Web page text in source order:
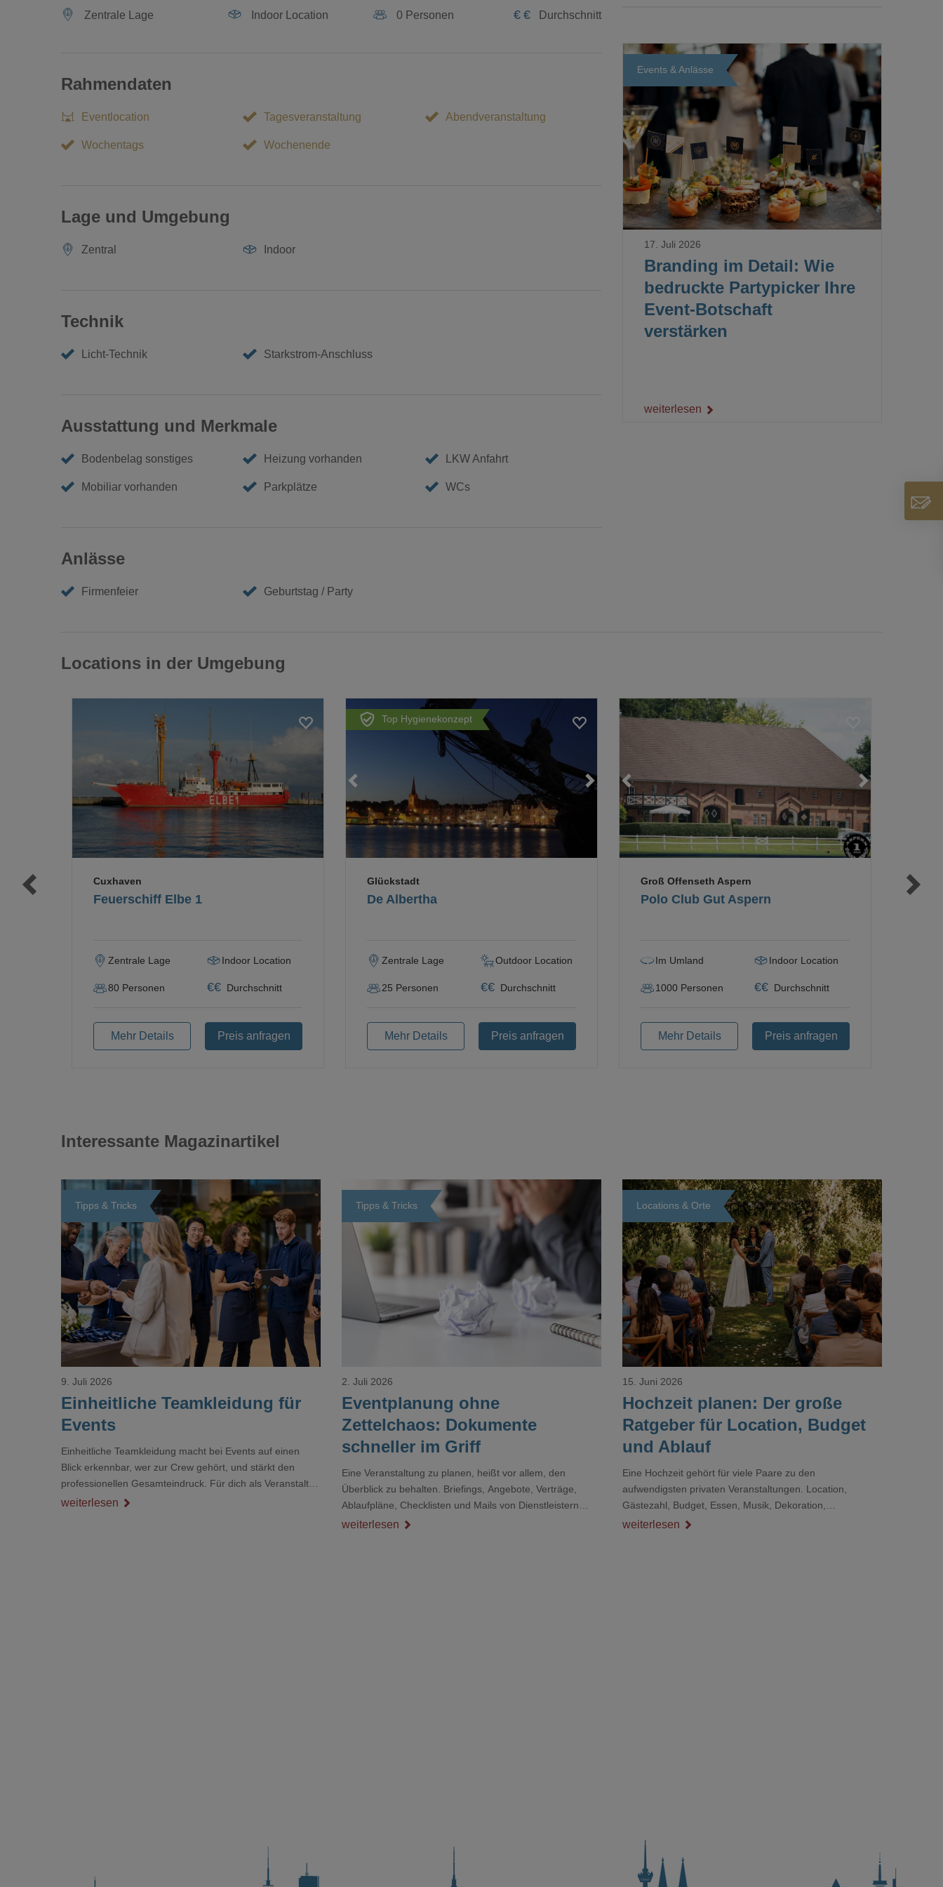
Zentrale Lage Indoor Location 0 Personen € € Durchschnitt
Rahmendaten
Eventlocation Tagesveranstaltung Abendveranstaltung
Wochentags Wochenende
Lage und Umgebung
Zentral Indoor
Technik
Licht-Technik Starkstrom-Anschluss
Ausstattung und Merkmale
Bodenbelag sonstiges Heizung vorhanden LKW Anfahrt
Mobiliar vorhanden Parkplätze WCs
Anlässe
Firmenfeier Geburtstag / Party
Events & Anlässe
Loading...
Branding im Detail: Wie
bedruckte Partypicker Ihre
Event-Botschaft
verstärken
17. Juli 2026
weiterlesen
Locations in der Umgebung
Feuerschiff Elbe 1
Cuxhaven
Zentrale Lage Indoor Location
80 Personen €€ Durchschnitt
Mehr Details Preis anfragen
Top Hygienekonzept
De Albertha
Glückstadt
Zentrale Lage Outdoor Location
25 Personen €€ Durchschnitt
Mehr Details Preis anfragen
Polo Club Gut Aspern
Groß Offenseth Aspern
Im Umland Indoor Location
1000 Personen €€ Durchschnitt
Mehr Details Preis anfragen
Interessante Magazinartikel
Tipps & Tricks
Loading...
Einheitliche Teamkleidung für
Events
9. Juli 2026
Einheitliche Teamkleidung macht bei Events auf einen
Blick erkennbar, wer zur Crew gehört, und stärkt den
professionellen Gesamteindruck. Für dich als Veranstalter
ist das kein Nebenthema: Bei Textilien mit Stickerei oder
weiterlesen
Tipps & Tricks
Loading...
Eventplanung ohne
Zettelchaos: Dokumente
schneller im Griff
2. Juli 2026
Eine Veranstaltung zu planen, heißt vor allem, den
Überblick zu behalten. Briefings, Angebote, Verträge,
Ablaufpläne, Checklisten und Mails von Dienstleistern
sammeln sich rasch zu einem unübersichtlichen Stapel.
weiterlesen
Locations & Orte
Loading...
Hochzeit planen: Der große
Ratgeber für Location, Budget
und Ablauf
15. Juni 2026
Eine Hochzeit gehört für viele Paare zu den
aufwendigsten privaten Veranstaltungen. Location,
Gästezahl, Budget, Essen, Musik, Dekoration,
Dienstleister und Ablauf müssen zusammenpassen, damit
weiterlesen